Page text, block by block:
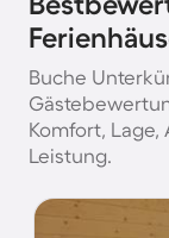
Buche
Komfort,
Leistung.